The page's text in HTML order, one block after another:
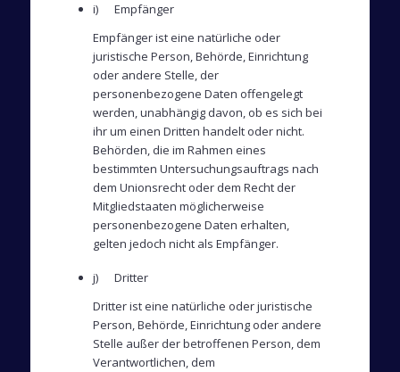
i) Empfänger
Empfänger ist eine natürliche oder
juristische Person, Behörde, Einrichtung
oder andere Stelle, der
personenbezogene Daten offengelegt
werden, unabhängig davon, ob es sich bei
ihr um einen Dritten handelt oder nicht.
Behörden, die im Rahmen eines
bestimmten Untersuchungsauftrags nach
dem Unionsrecht oder dem Recht der
Mitgliedstaaten möglicherweise
personenbezogene Daten erhalten,
gelten jedoch nicht als Empfänger.
j) Dritter
Dritter ist eine natürliche oder juristische
Person, Behörde, Einrichtung oder andere
Stelle außer der betroffenen Person, dem
Verantwortlichen, dem